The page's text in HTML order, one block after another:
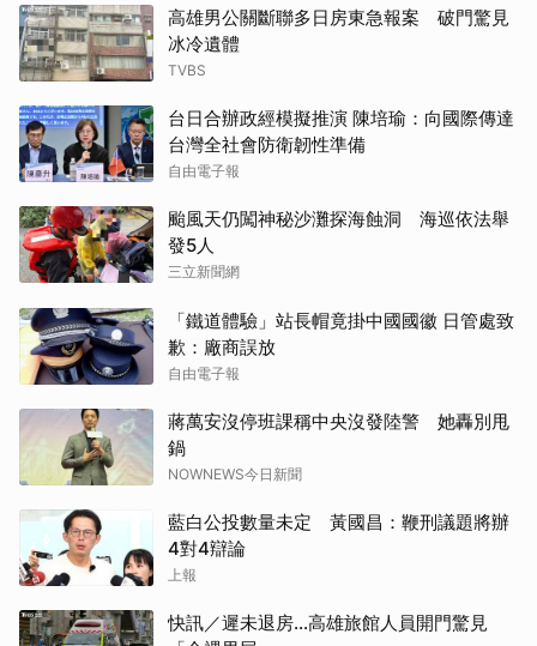
高雄男公關斷聯多日房東急報案 破門驚見
冰冷遺體
TVBS
台日合辦政經模擬推演 陳培瑜：向國際傳達
台灣全社會防衛韌性準備
自由電子報
颱風天仍闖神秘沙灘探海蝕洞 海巡依法舉
發5人
三立新聞網
「鐵道體驗」站長帽竟掛中國國徽 日管處致
歉：廠商誤放
自由電子報
蔣萬安沒停班課稱中央沒發陸警 她轟別甩
鍋
NOWNEWS今日新聞
藍白公投數量未定 黃國昌：鞭刑議題將辦
4對4辯論
上報
快訊／遲未退房...高雄旅館人員開門驚見